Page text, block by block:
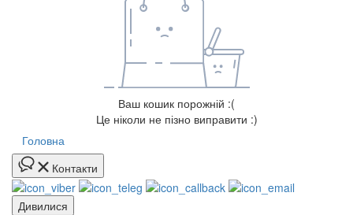
Ваш кошик порожній :(
Це ніколи не пізно виправити :)
Головна
Контакти
Дивилися